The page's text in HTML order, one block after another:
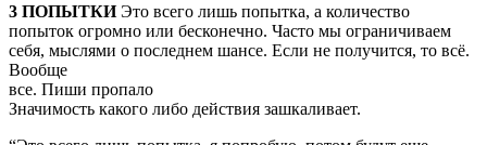
3 ПОПЫТКИЭто всего лишь попытка, а количество
попыток огромно или бесконечно. Часто мы ограничиваем
себя, мыслями о последнем шансе. Если не получится, то всё.
Вообще
все. Пиши пропало
Значимость какого либо действия зашкаливает.